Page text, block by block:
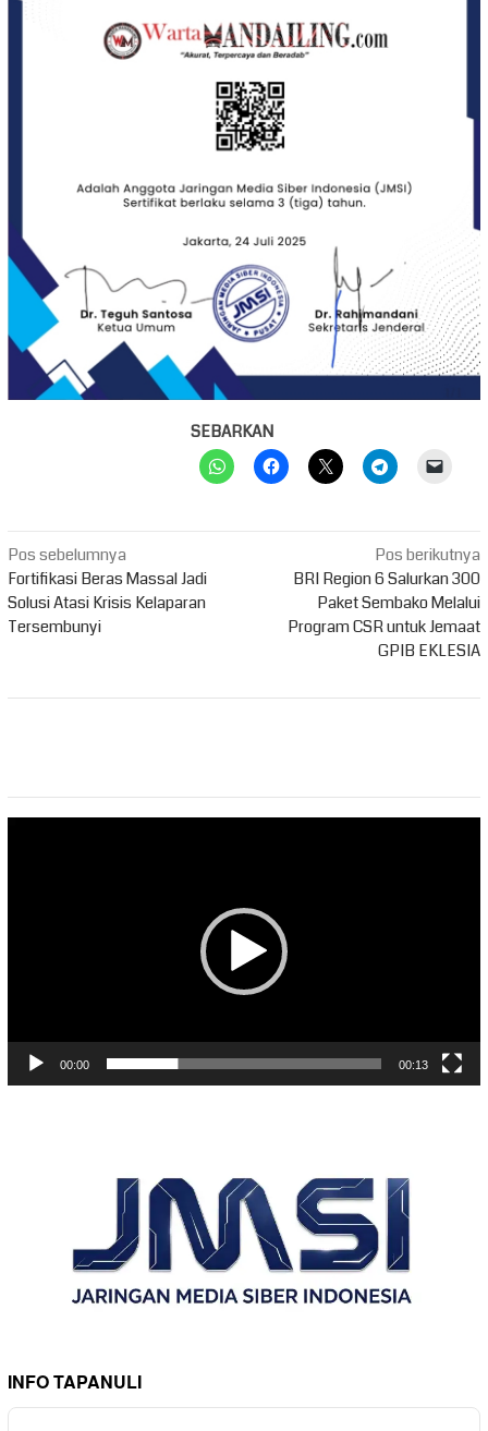
SEBARKAN
Navigasi
pos
Pos sebelumnya
Fortifikasi Beras Massal Jadi
Solusi Atasi Krisis Kelaparan
Tersembunyi
Pos berikutnya
BRI Region 6 Salurkan 300
Paket Sembako Melalui
Program CSR untuk Jemaat
GPIB EKLESIA
00:00 00:13
INFO TAPANULI